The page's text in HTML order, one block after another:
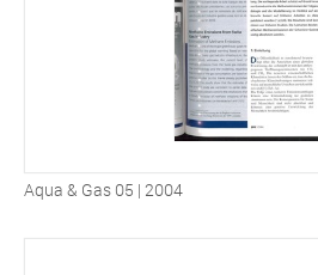
Aqua & Gas 05 | 2004